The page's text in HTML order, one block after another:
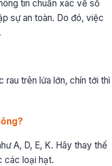
tin chuẩn xác về sổ
sự an toàn. Do đó, việc
trên lửa lớn, chín tới thì
A, D, E, K. Hãy thay thế
các loại hạt.